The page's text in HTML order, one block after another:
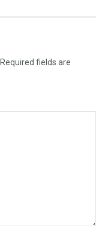
Required fields are